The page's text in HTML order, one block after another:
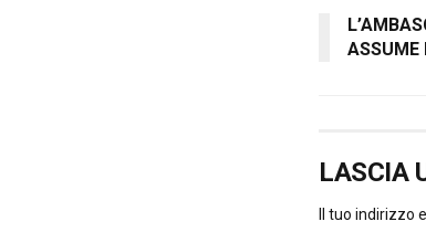
ASSUME
LASCIA
Il tuo indirizzo